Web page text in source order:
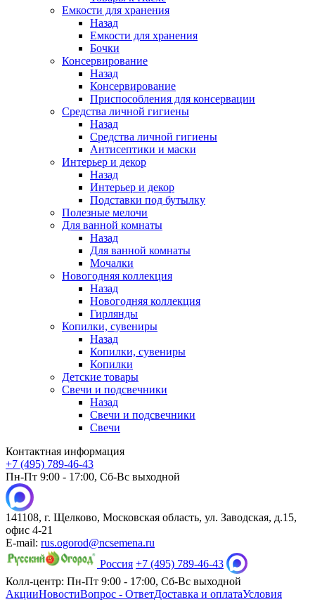
Емкости для хранения
Назад
Емкости для хранения
Бочки
Консервирование
Назад
Консервирование
Приспособления для консервации
Средства личной гигиены
Назад
Средства личной гигиены
Антисептики и маски
Интерьер и декор
Назад
Интерьер и декор
Подставки под бутылку
Полезные мелочи
Для ванной комнаты
Назад
Для ванной комнаты
Мочалки
Новогодняя коллекция
Назад
Новогодняя коллекция
Гирлянды
Копилки, сувениры
Назад
Копилки, сувениры
Копилки
Детские товары
Свечи и подсвечники
Назад
Свечи и подсвечники
Свечи
Контактная информация
+7 (495) 789-46-43
Пн-Пт 9:00 - 17:00, Сб-Вс выходной
141108, г. Щелково, Московская область, ул. Заводская, д.15,
офис 4-21
E-mail: rus.ogorod@ncsemena.ru
Россия +7 (495) 789-46-43
Колл-центр: Пн-Пт 9:00 - 17:00, Сб-Вс выходной
АкцииНовостиВопрос - ОтветДоставка и оплатаУсловия